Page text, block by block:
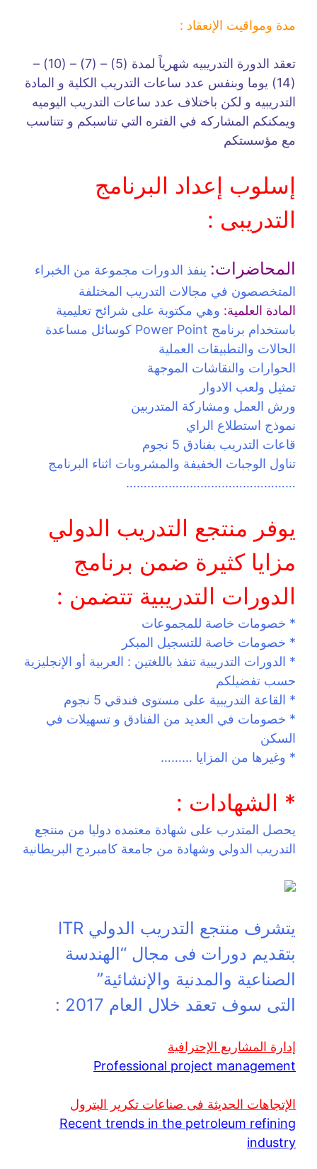
مدة ومواقيت الإنعقاد :
تعقد الدورة التدريبيه شهرياً لمدة (5) – (7) – (10) –
(14) يوما وبنفس عدد ساعات التدريب الكلية و المادة
التدريبيه و لكن باختلاف عدد ساعات التدريب اليوميه
ويمكنكم المشاركه في الفتره التي تناسبكم و تتناسب
مع مؤسستكم
إسلوب إعداد البرنامج
التدريبى :
المحاضرات: ينفذ الدورات مجموعة من الخبراء
المتخصصون في مجالات التدريب المختلفة
المادة العلمية: وهي مكتوبة على شرائح تعليمية
باستخدام برنامج Power Point كوسائل مساعدة
الحالات والتطبيقات العملية
الحوارات والنقاشات الموجهة
تمثيل ولعب الادوار
ورش العمل ومشاركة المتدربين
نموذج استطلاع الراي
قاعات التدريب بفنادق 5 نجوم
تناول الوجبات الخفيفة والمشروبات اثناء البرنامج
…………………………………………
يوفر منتجع التدريب الدولي
مزايا كثيرة ضمن برنامج
الدورات التدريبية تتضمن :
* خصومات خاصة للمجموعات
* خصومات خاصة للتسجيل المبكر
* الدورات التدريبية تنفذ باللغتين : العربية أو الإنجليزية
حسب تفضيلكم
* القاعة التدريبية على مستوى فندقي 5 نجوم
* خصومات في العديد من الفنادق و تسهيلات في
السكن
* وغيرها من المزايا ………
* الشهادات :
يحصل المتدرب على شهادة معتمده دوليا من منتجع
التدريب الدولي وشهادة من جامعة كامبردج البريطانية
يتشرف منتجع التدريب الدولي ITR
بتقديم دورات فى مجال “الهندسة
الصناعية والمدنية والإنشائية”
التى سوف تعقد خلال العام 2017 :
إدارة المشاريع الإحترافية
Professional project management
الإتجاهات الحديثة فى صناعات تكرير البترول
Recent trends in the petroleum refining
industry